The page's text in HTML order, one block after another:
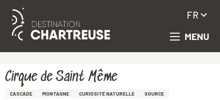
Aller
principal
MENU
FR
Cirque de Saint Même
CASCADE MONTAGNE CURIOSITÉ NATURELLE SOURCE